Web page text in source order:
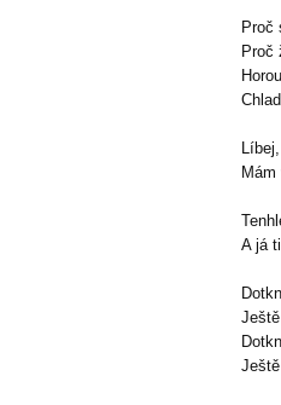
Proč
Proč
A já